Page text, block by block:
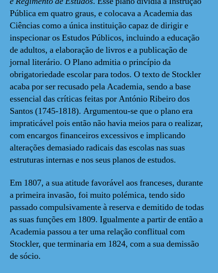
Pública em quatro graus, e colocava a Academia das
Ciências como a única instituição capaz de dirigir e
inspecionar os Estudos Públicos, incluindo a educação
de adultos, a elaboração de livros e a publicação de
jornal literário. O Plano admitia o princípio da
obrigatoriedade escolar para todos. O texto de Stockler
acaba por ser recusado pela Academia, sendo a base
essencial das críticas feitas por António Ribeiro dos
Santos (1745-1818). Argumentou-se que o plano era
impraticável pois então não havia meios para o realizar,
com encargos financeiros excessivos e implicando
alterações demasiado radicais das escolas nas suas
estruturas internas e nos seus planos de estudos.
Em 1807, a sua atitude favorável aos franceses, durante
a primeira invasão, foi muito polémica, tendo sido
passado compulsivamente à reserva e demitido de todas
as suas funções em 1809. Igualmente a partir de então a
Academia passou a ter uma relação conflitual com
Stockler, que terminaria em 1824, com a sua demissão
de sócio.